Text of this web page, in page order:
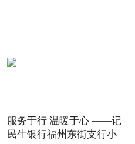
服务于行 温暖于心 ——记
民生银行福州东街支行小